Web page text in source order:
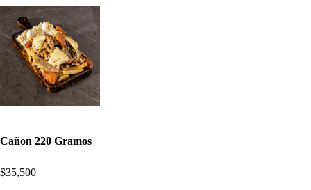
Cañon 220 Gramos
$35,500